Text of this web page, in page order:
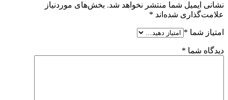
نشانی ایمیل شما منتشر نخواهد شد. بخش‌های موردنیاز
علامت‌گذاری شده‌اند *
امتیاز شما *
دیدگاه شما *